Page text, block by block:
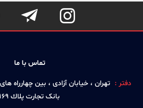


تماس با ما
دفتر : تهران ، خيابان آزادی ، بين چهارراه
بانک تجارت پلاك 169